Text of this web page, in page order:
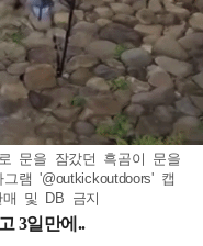
문을 잠갔던 흑곰이 문을
램 '@outkickoutdoors' 캡
매 및 DB 금지